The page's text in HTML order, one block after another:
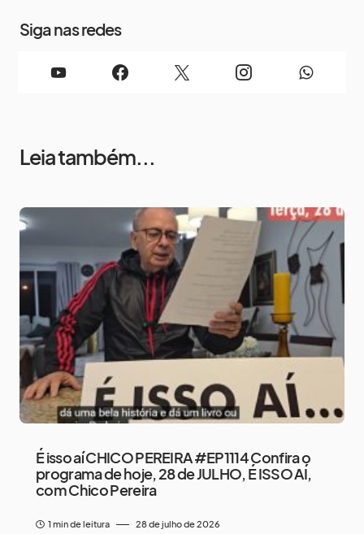
Siga nas redes
Leia também...
É isso aí CHICO PEREIRA #EP1114 Confira o
programa de hoje, 28 de JULHO, É ISSO AÍ,
com Chico Pereira
1 min de leitura 28 de julho de 2026